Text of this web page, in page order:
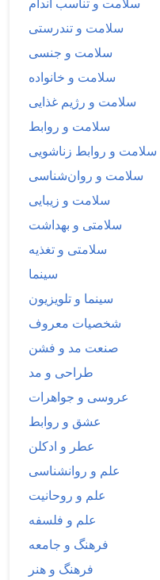
سلامت و تناسب اندام
سلامت و تندرستی
سلامت و جنسی
سلامت و خانواده
سلامت و رژیم غذایی
سلامت و روابط
سلامت و روابط زناشویی
سلامت و روان‌شناسی
سلامت و زیبایی
سلامتی و بهداشت
سلامتی و تغذیه
سینما
سینما و تلویزیون
شخصیات معروف
صنعت مد و فشن
طراحی و مد
عروسی و جواهرات
عشق و روابط
عطر و ادکلن
علم و روانشناسی
علم و روحانیت
علم و فلسفه
فرهنگ و جامعه
فرهنگ و هنر